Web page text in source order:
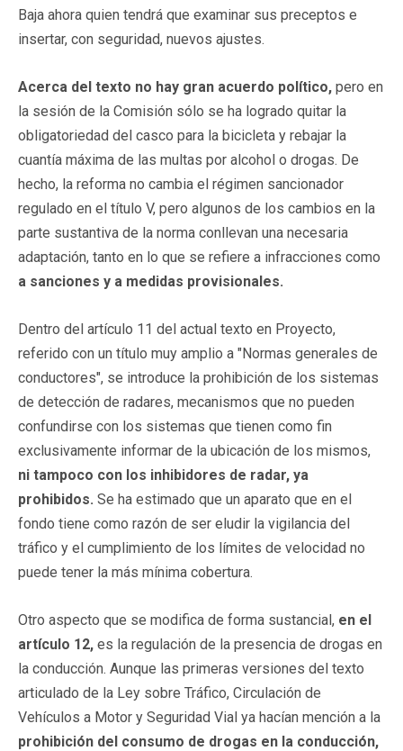
Baja ahora quien tendrá que examinar sus preceptos e
insertar, con seguridad, nuevos ajustes.
Acerca del texto no hay gran acuerdo político, pero en
la sesión de la Comisión sólo se ha logrado quitar la
obligatoriedad del casco para la bicicleta y rebajar la
cuantía máxima de las multas por alcohol o drogas. De
hecho, la reforma no cambia el régimen sancionador
regulado en el título V, pero algunos de los cambios en la
parte sustantiva de la norma conllevan una necesaria
adaptación, tanto en lo que se refiere a infracciones como
a sanciones y a medidas provisionales.
Dentro del artículo 11 del actual texto en Proyecto,
referido con un título muy amplio a "Normas generales de
conductores", se introduce la prohibición de los sistemas
de detección de radares, mecanismos que no pueden
confundirse con los sistemas que tienen como fin
exclusivamente informar de la ubicación de los mismos,
ni tampoco con los inhibidores de radar, ya
prohibidos. Se ha estimado que un aparato que en el
fondo tiene como razón de ser eludir la vigilancia del
tráfico y el cumplimiento de los límites de velocidad no
puede tener la más mínima cobertura.
Otro aspecto que se modifica de forma sustancial, en el
artículo 12, es la regulación de la presencia de drogas en
la conducción. Aunque las primeras versiones del texto
articulado de la Ley sobre Tráfico, Circulación de
Vehículos a Motor y Seguridad Vial ya hacían mención a la
prohibición del consumo de drogas en la conducción,